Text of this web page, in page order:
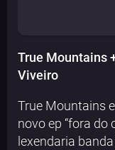
True Mountains
Viveiro
True Mountains
novo ep “fora do
lexendaria